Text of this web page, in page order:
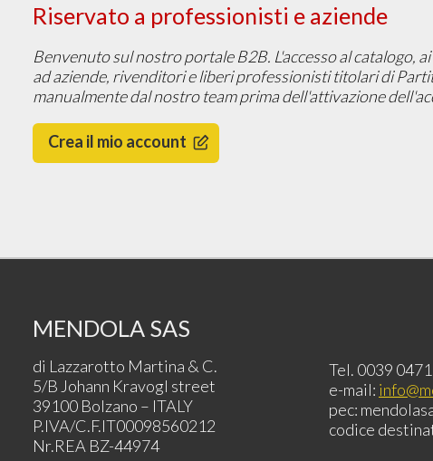
Riservato a professionisti e aziende
Benvenuto sul nostro portale B2B. L'accesso al catalogo,
ad aziende, rivenditori e liberi professionisti titolari di
manualmente dal nostro team prima dell'attivazione
Crea il mio account
MENDOLA SAS
di Lazzarotto Martina & C.
5/B Johann Kravogl street
39100 Bolzano – ITALY
P.IVA/C.F.IT00098560212
Nr.REA BZ-44974
Tel. 0039
e-mail:
pec:
codice